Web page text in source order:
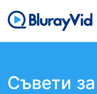
към
BlurayVid
Съвети за